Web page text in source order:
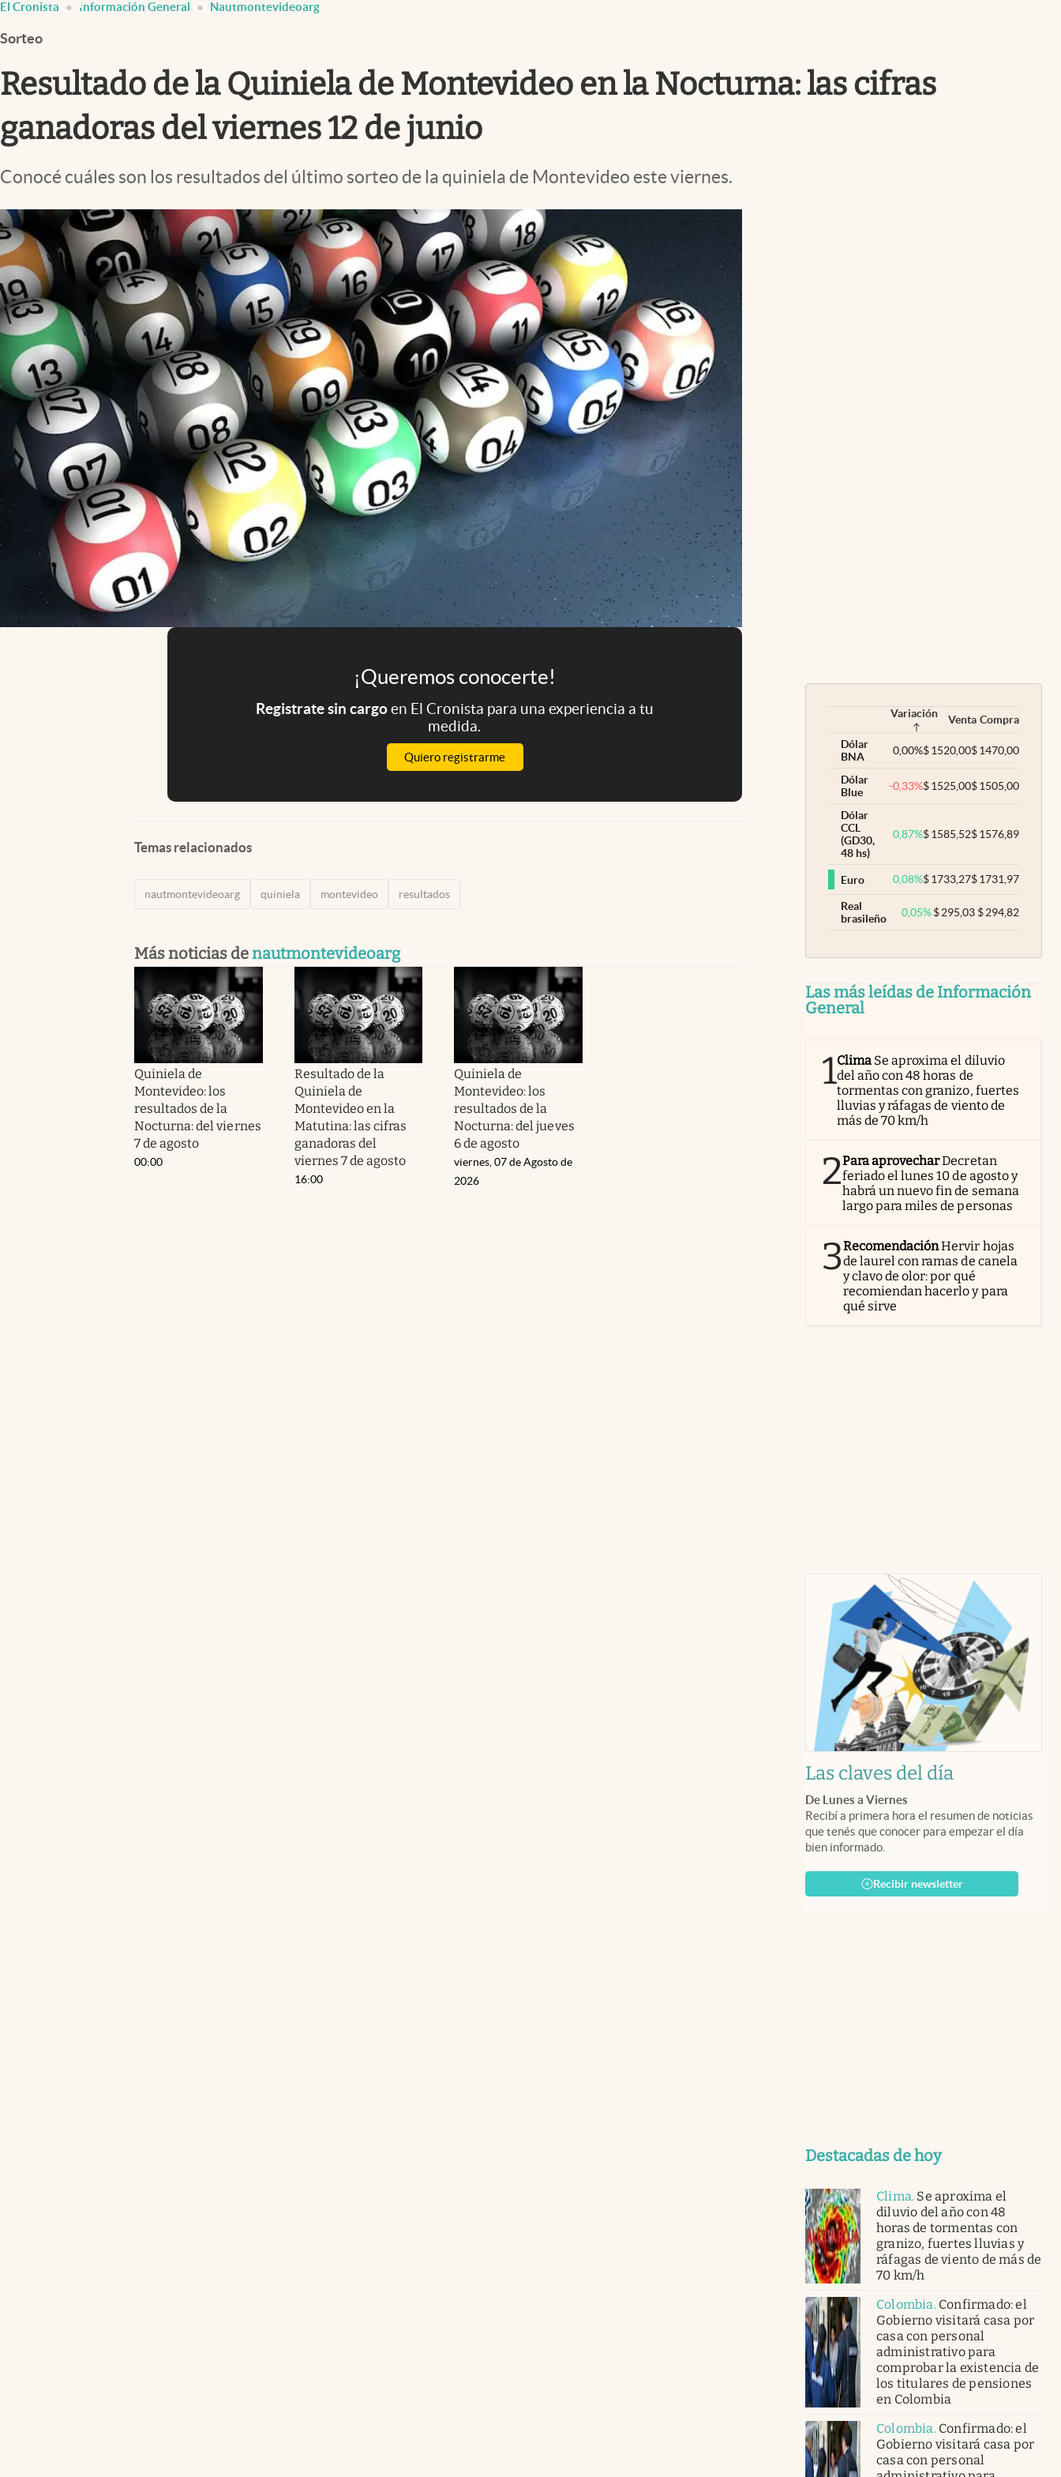
Infotechnology
Clase
Clima
Mundial 2026
Eventos Corporativos
abre en nueva pestaña
El Cronista Información General Nautmontevideoarg
Sorteo
Resultado de la Quiniela de Montevideo en la Nocturna: las cifras
ganadoras del viernes 12 de junio
Conocé cuáles son los resultados del último sorteo de la quiniela de Montevideo este viernes.
¡Queremos conocerte!
Registrate sin cargoen El Cronista para una experiencia a tu
medida.
Quiero registrarme
Temas relacionados
nautmontevideoarg quiniela montevideo resultados
Más noticias denautmontevideoarg
Quiniela de
Montevideo: los
resultados de la
Nocturna: del viernes
7 de agosto
00:00
Resultado de la
Quiniela de
Montevideo en la
Matutina: las cifras
ganadoras del
viernes 7 de agosto
16:00
Quiniela de
Montevideo: los
resultados de la
Nocturna: del jueves
6 de agosto
viernes, 07 de Agosto de
2026
Variación Venta Compra
Dólar
BNA
0,00%$1520,00$1470,00
Dólar
Blue
-0,33%$1525,00$1505,00
Dólar
CCL
(GD30,
48 hs)
0,87%$1585,52$1576,89
Euro 0,08%$1733,27$1731,97
Real
brasileño
0,05% $295,03 $294,82
Las más leídas de Información
General
1Clima Se aproxima el diluvio
del año con 48 horas de
tormentas con granizo, fuertes
lluvias y ráfagas de viento de
más de 70 km/h
2Para aprovecharDecretan
feriado el lunes 10 de agosto y
habrá un nuevo fin de semana
largo para miles de personas
3RecomendaciónHervir hojas
de laurel con ramas de canela
y clavo de olor: por qué
recomiendan hacerlo y para
qué sirve
Las claves del día
De Lunes a Viernes
Recibí a primera hora el resumen de noticias
que tenés que conocer para empezar el día
bien informado.
Recibir newsletter
Destacadas de hoy
Clima. Se aproxima el
diluvio del año con 48
horas de tormentas con
granizo, fuertes lluvias y
ráfagas de viento de más de
70 km/h
Colombia. Confirmado: el
Gobierno visitará casa por
casa con personal
administrativo para
comprobar la existencia de
los titulares de pensiones
en Colombia
Colombia. Confirmado: el
Gobierno visitará casa por
casa con personal